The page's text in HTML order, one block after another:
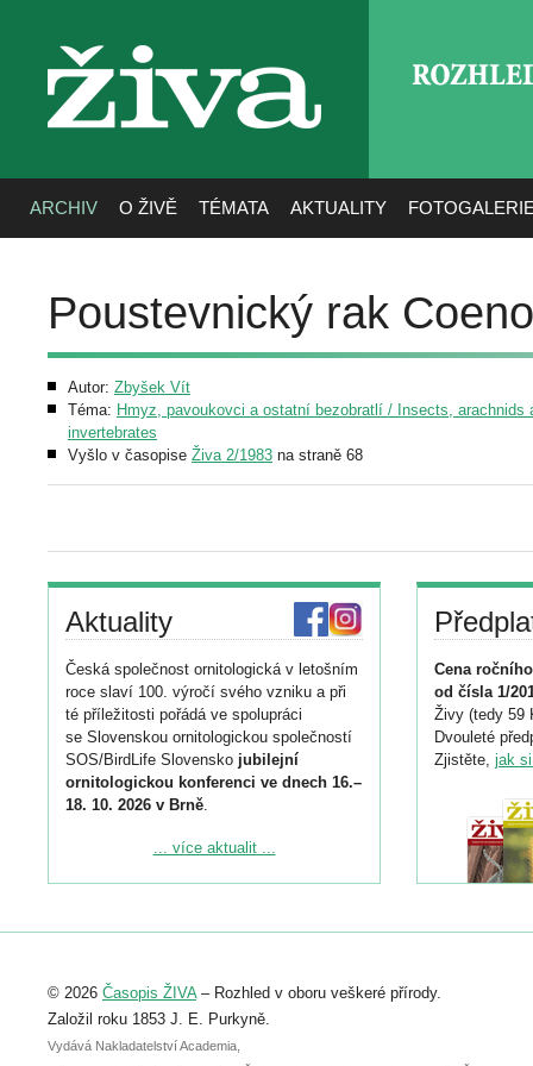
živa
ARCHIV O ŽIVĚ TÉMATA AKTUALITY
Poustevnický rak
Autor: Zbyšek Vít
Téma: Hmyz, pavoukovci a ostatní bezobratlí / Insects, arachnids
invertebrates
Vyšlo v časopise Živa 2/1983 na straně 68
Aktuality
Česká společnost ornitologická v letošním
roce slaví 100. výročí svého vzniku a při
té příležitosti pořádá ve spolupráci
se Slovenskou ornitologickou společností
SOS/BirdLife Slovensko jubilejní
ornitologickou konferenci ve dnech 16.–
18. 10. 2026 v Brně.
Podrobnější informace ke konferenci
Registrovat se můžete do 6. září.
abstraktu přihlášené přednášky nebo
posteru je už 30. června.
... více aktualit ...
Cena
od čísla 1/
Živy (tedy 59
Dvouleté
Zjistěte, jak
© 2026 Časopis ŽIVA– Rozhled v oboru veškeré přírody.
Založil roku 1853 J. E. Purkyně.
Vydává Nakladatelství Academia,